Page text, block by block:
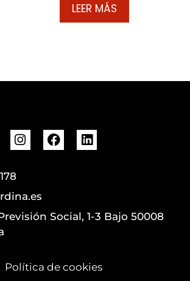
LEER MÁS
Social, 1-3 Bajo 50008
Política de cookies